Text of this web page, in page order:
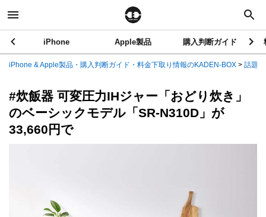
iPhone Apple製品 購入判断ガイド
iPhone & Apple製品・購入判断ガイド・料金下取り情報のKADEN-BOX > 話題
#炊飯器 可変圧力IHジャー「おどり炊き」
のベーシックモデル「SR-N310D」が
33,660円で